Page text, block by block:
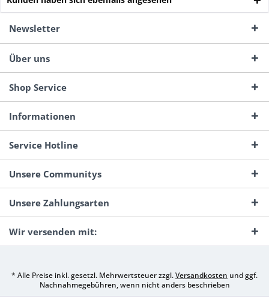
Newsletter
Über uns
Shop Service
Informationen
Service Hotline
Unsere Communitys
Unsere Zahlungsarten
Wir versenden mit:
* Alle Preise inkl. gesetzl. Mehrwertsteuer zzgl.Versandkosten und ggf.
Nachnahmegebühren, wenn nicht anders beschrieben